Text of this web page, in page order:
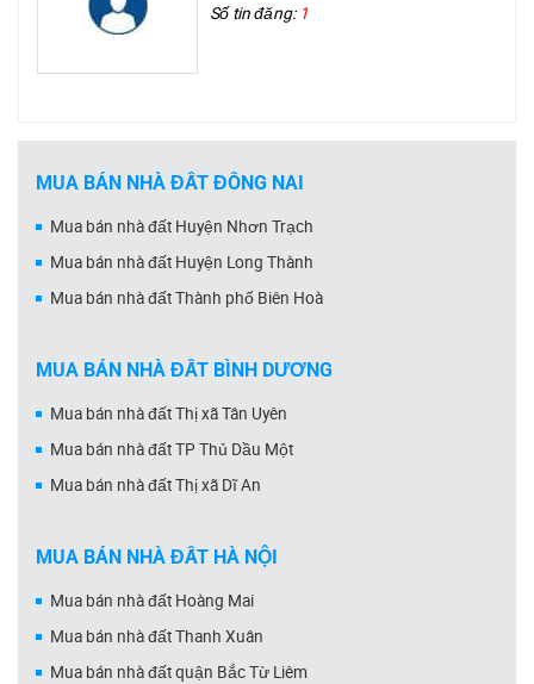
Số tin đăng: 1
MUA BÁN NHÀ ĐẤT ĐỒNG NAI
Mua bán nhà đất Huyện Nhơn Trạch
Mua bán nhà đất Huyện Long Thành
Mua bán nhà đất Thành phố Biên Hoà
MUA BÁN NHÀ ĐẤT BÌNH DƯƠNG
Mua bán nhà đất Thị xã Tân Uyên
Mua bán nhà đất TP Thủ Dầu Một
Mua bán nhà đất Thị xã Dĩ An
MUA BÁN NHÀ ĐẤT HÀ NỘI
Mua bán nhà đất Hoàng Mai
Mua bán nhà đất Thanh Xuân
Mua bán nhà đất quận Bắc Từ Liêm